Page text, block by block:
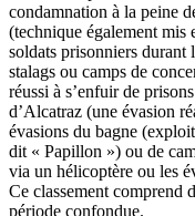
condamnation à la peine
(technique également mis
soldats prisonniers durant
stalags ou camps de
réussi à s’enfuir de
d’Alcatraz (une évasion
évasions du bagne
dit « Papillon ») ou de
via un hélicoptère ou les
Ce classement comprend
période confondue.